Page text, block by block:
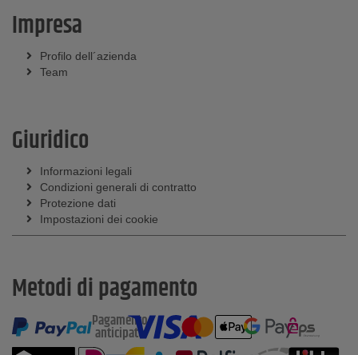
Impresa
Profilo dell´azienda
Team
Giuridico
Informazioni legali
Condizioni generali di contratto
Protezione dati
Impostazioni dei cookie
Metodi di pagamento
Pagamento
anticipato